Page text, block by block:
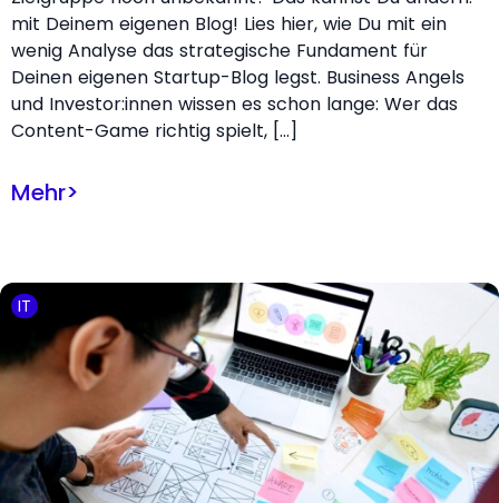
mit Deinem eigenen Blog! Lies hier, wie Du mit ein
wenig Analyse das strategische Fundament für
Deinen eigenen Startup-Blog legst. Business Angels
und Investor:innen wissen es schon lange: Wer das
Content-Game richtig spielt, […]
Mehr>
IT